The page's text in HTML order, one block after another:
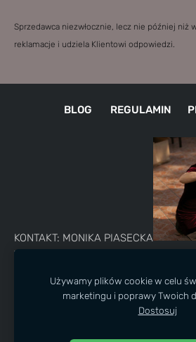
Sprzedawca niezwłocznie, lecz nie później niż
reklamacje i udziela Klientowi odpowiedzi.
BLOG REGULAMIN
KONTAKT: MONIKA PIASECKA
TELEFON: +48 730 243 695
Najlepsze warsztaty w destylarni
Używamy plików cookie w celu
marketingu i poprawy Twoich
Dostosuj